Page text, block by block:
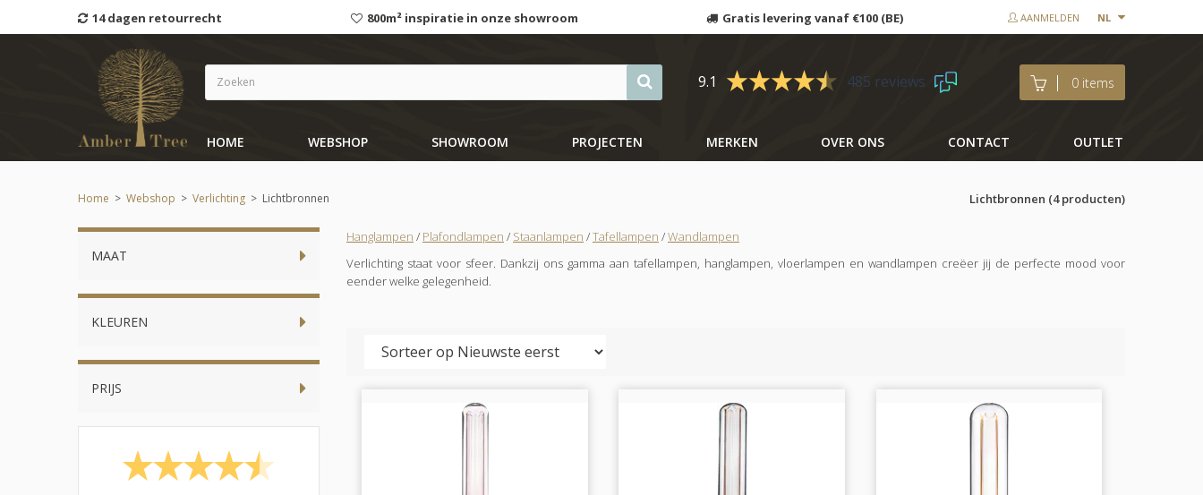
14 dagen retourrecht 800m² inspiratie in onze showroom Gratis levering vanaf €100 (BE) AANMELDEN NL
9.1 485 reviews 0 items
HOME WEBSHOP SHOWROOM PROJECTEN MERKEN OVER ONS CONTACT OUTLET
Home > Webshop > Verlichting > Lichtbronnen
MAAT
KLEUREN
PRIJS
Lichtbronnen (4 producten)
Hanglampen / Plafondlampen / Staanlampen /Tafellampen /Wandlampen
Verlichting staat voor sfeer. Dankzij ons gamma aan tafellampen, hanglampen, vloerlampen en wandlampen creëer jij de perfecte mood voor
eender welke gelegenheid.